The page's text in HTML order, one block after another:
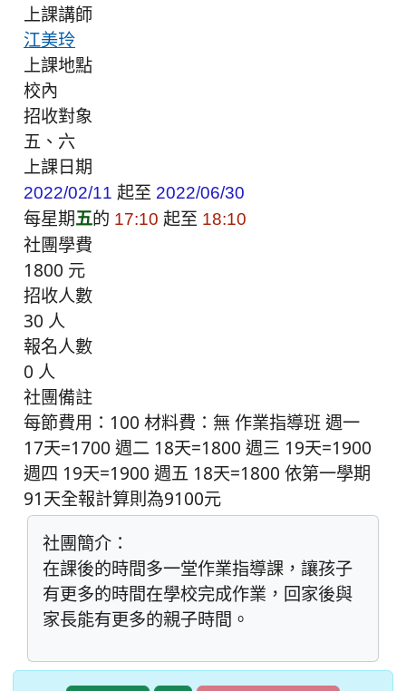
上課講師
江美玲
上課地點
校內
招收對象
五、六
上課日期
2022/02/11 起至 2022/06/30
每星期五的 17:10 起至 18:10
社團學費
1800 元
招收人數
30 人
報名人數
0 人
社團備註
每節費用：100 材料費：無 作業指導班 週一
17天=1700 週二 18天=1800 週三 19天=1900
週四 19天=1900 週五 18天=1800 依第一學期
91天全報計算則為9100元
社團簡介：
在課後的時間多一堂作業指導課，讓孩子
有更多的時間在學校完成作業，回家後與
家長能有更多的親子時間。